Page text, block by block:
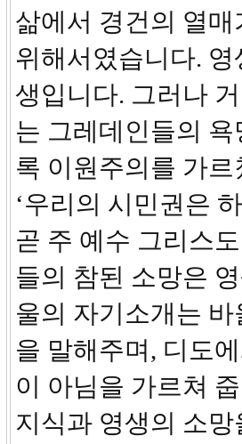
삶에서 경건의 열
위해서였습니다.
생입니다. 그러나
는 그레데인들의
록 이원주의를 가
‘우리의 시민권은
곧 주 예수 그리스
들의 참된 소망은
울의 자기소개는
을 말해주며, 디도
이 아님을 가르쳐
지식과 영생의 소